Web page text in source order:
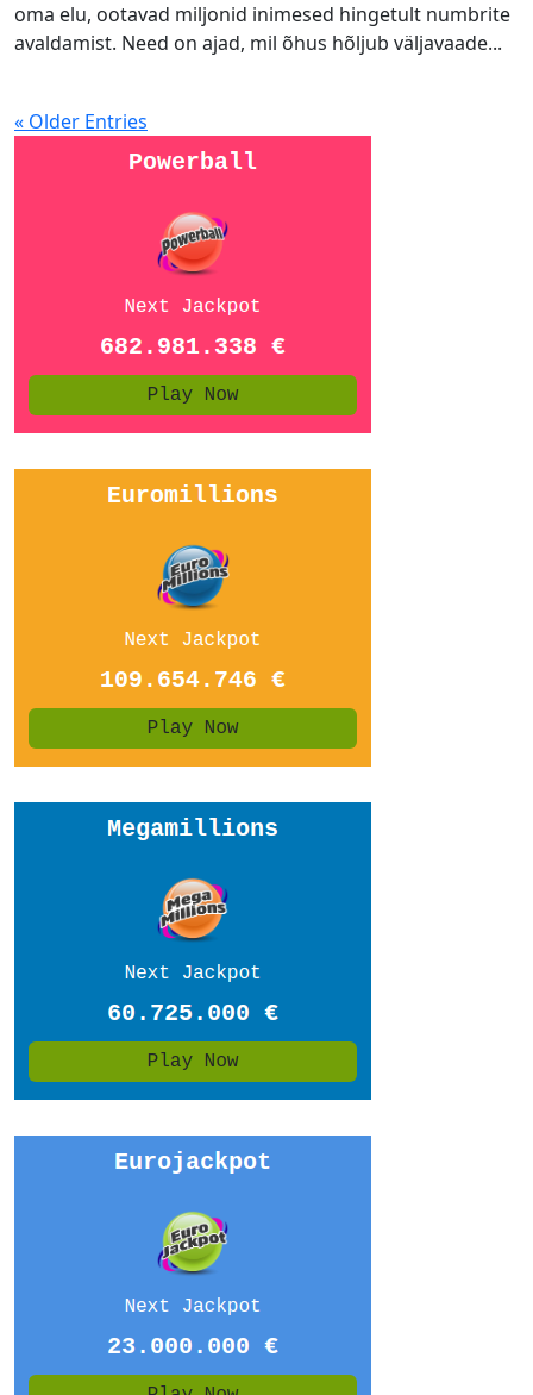
oma elu, ootavad miljonid inimesed hingetult numbrite
avaldamist. Need on ajad, mil õhus hõljub väljavaade...
« Older Entries